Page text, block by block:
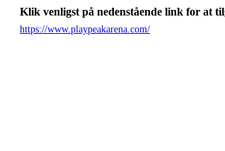
Klik venligst på nedenstående link for at
https://www.playpeakarena.com/